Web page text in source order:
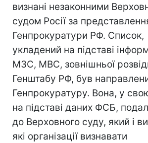
визнані незаконними
судом Росії за
Генпрокуратури РФ. Список,
укладений на підставі
МЗС, МВС, зовнішньої
Генштабу РФ, був
Генпрокуратуру. Вона, у
на підставі даних ФСБ,
до Верховного суду, який і
які організації визнавати